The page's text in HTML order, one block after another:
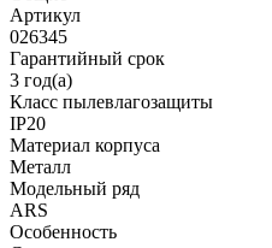
Артикул
026345
Гарантийный срок
3 год(а)
Класс пылевлагозащиты
IP20
Материал корпуса
Металл
Модельный ряд
ARS
Особенность